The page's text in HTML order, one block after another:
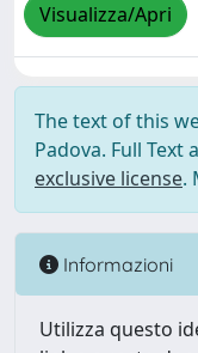
Visualizza/Apri
The text of this
Padova. Full Text
exclusive license.
Informazioni
Utilizza questo